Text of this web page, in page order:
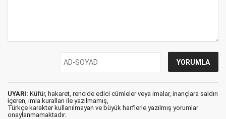
UYARI: Küfür, hakaret, rencide edici cümleler veya imalar, inançlara saldırı
içeren, imla kuralları ile yazılmamış,
Türkçe karakter kullanılmayan ve büyük harflerle yazılmış yorumlar
onaylanmamaktadır.